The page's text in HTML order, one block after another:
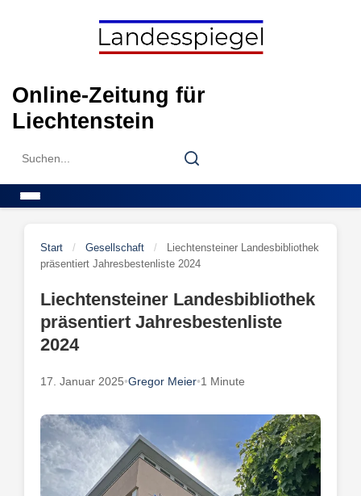
Online-Zeitung für
Liechtenstein
Search
Search
Start / Gesellschaft /
Liechtensteiner Landesbibliothek
präsentiert Jahresbestenliste 2024
Liechtensteiner Landesbibliothek
präsentiert Jahresbestenliste
2024
17. Januar 2025•Gregor Meier•1 Minute